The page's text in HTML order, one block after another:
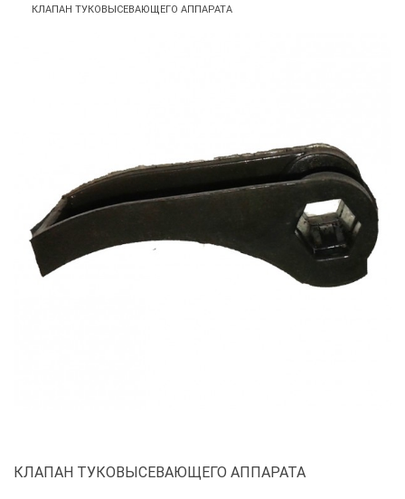
КЛАПАН ТУКОВЫСЕВАЮЩЕГО АППАРАТА
КЛАПАН ТУКОВЫСЕВАЮЩЕГО АППАРАТА